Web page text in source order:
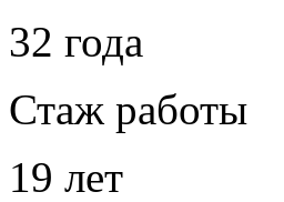
32 года
Стаж работы
19 лет